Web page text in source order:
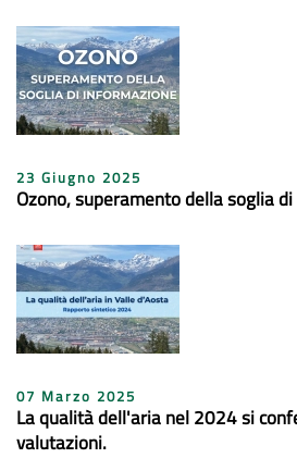
23 Giugno 2025
Ozono, superamento della soglia
07 Marzo 2025
La qualità dell'aria nel 2024 si
valutazioni.